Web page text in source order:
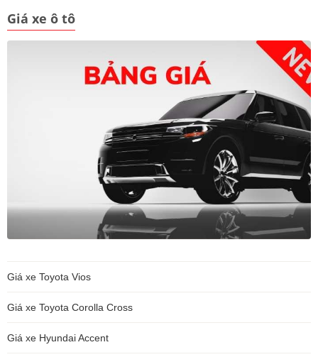
Giá xe ô tô
Giá xe Toyota Vios
Giá xe Toyota Corolla Cross
Giá xe Hyundai Accent